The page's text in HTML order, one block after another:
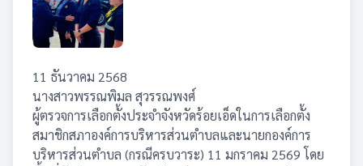
11 ธันวาคม 2568
นางสาวพรรณพิมล สุวรรณพงศ์
ผู้ตรวจการเลือกตั้งประจำจังหวัดร้อยเอ็ดในการเลือกตั้ง
สมาชิกสภาองค์การบริหารส่วนตำบลและนายกองค์การ
บริหารส่วนตำบล (กรณีครบวาระ) 11 มกราคม 2569 โดย